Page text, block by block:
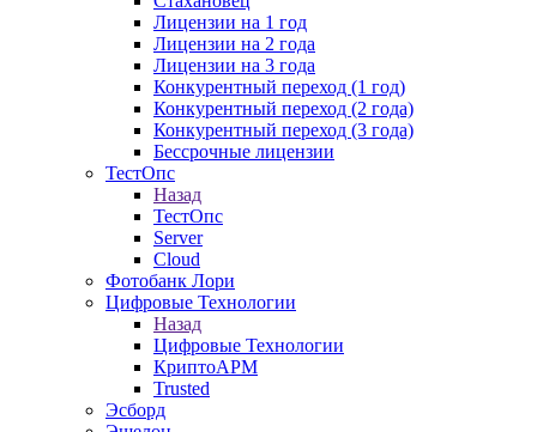
Лицензии на 1 год
Лицензии на 2 года
Лицензии на 3 года
Конкурентный переход (1 год)
Конкурентный переход (2 года)
Конкурентный переход (3 года)
Бессрочные лицензии
ТестОпс
Назад
ТестОпс
Server
Cloud
Фотобанк Лори
Цифровые Технологии
Назад
Цифровые Технологии
КриптоАРМ
Trusted
Эсборд